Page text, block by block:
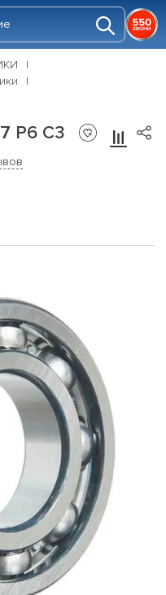
P6 C3